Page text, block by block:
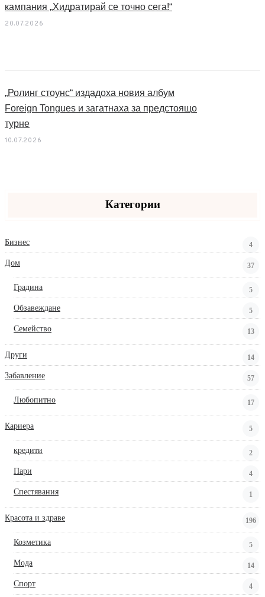
кампания „Хидратирай се точно сега!“
20.07.2026
„Ролинг стоунс“ издадоха новия албум
Foreign Tongues и загатнаха за предстоящо
турне
10.07.2026
Категории
Бизнес 4
Дом 37
Градина 5
Обзавеждане 5
Семейство 13
Други 14
Забавление 57
Любопитно 17
Кариера 5
кредити 2
Пари 4
Спестявания 1
Красота и здраве 196
Козметика 5
Мода 14
Спорт 4